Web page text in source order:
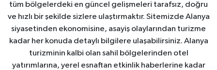
tüm bölgelerdeki en güncel gelişmeleri tarafsız, doğru
ve hızlı bir şekilde sizlere ulaştırmaktır. Sitemizde Alanya
siyasetinden ekonomisine, asayiş olaylarından turizme
kadar her konuda detaylı bilgilere ulaşabilirsiniz. Alanya
turizminin kalbi olan sahil bölgelerinden otel
yatırımlarına, yerel esnaftan etkinlik haberlerine kadar